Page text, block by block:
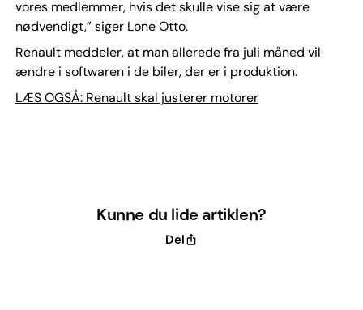
vores medlemmer, hvis det skulle vise sig at være
nødvendigt,” siger Lone Otto.
Renault meddeler, at man allerede fra juli måned vil
ændre i softwaren i de biler, der er i produktion.
LÆS OGSÅ: Renault skal justerer motorer
Kunne du lide artiklen?
Del